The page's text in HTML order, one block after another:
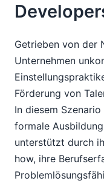
Getrieben von der
Unternehmen
Förderung von
In diesem
formale
unterstützt durch
how, ihre